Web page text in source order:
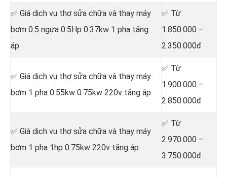
✅ Giá dịch vụ thợ sửa chữa và thay máy
bơm 0.5 ngựa 0.5Hp 0.37kw 1 pha tăng
áp
✅ Từ
1.850.000 –
2.350.000đ
✅ Giá dịch vụ thợ sửa chữa và thay máy
bơm 1 pha 0.55kw 0.75kw 220v tăng áp
✅ Từ
1.900.000 –
2.850.000đ
✅ Giá dịch vụ thợ sửa chữa và thay máy
bơm 1 pha 1hp 0.75kw 220v tăng áp
✅ Từ
2.970.000 –
3.750.000đ